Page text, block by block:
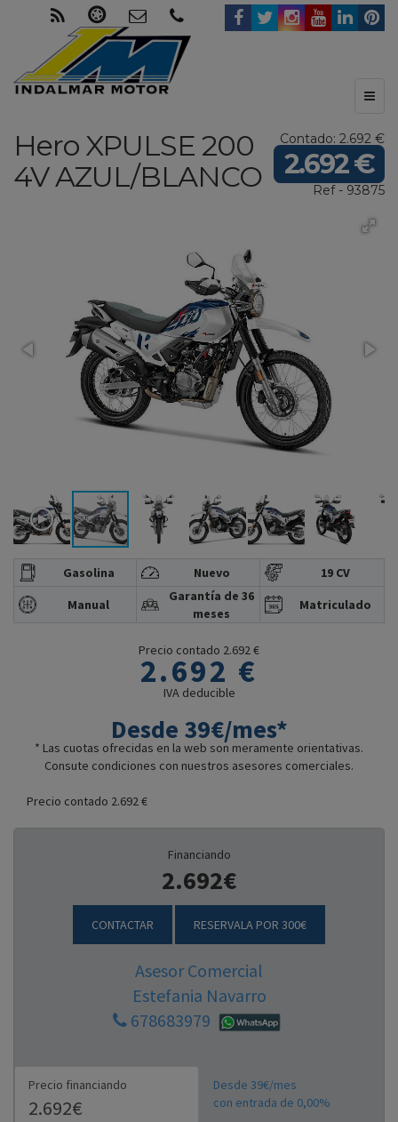
Contado: 2.692 €
2.692 €
Ref - 93875
Hero XPULSE 200
4VAZUL/BLANCO
Gasolina Nuevo
19 CV
Manual
Garantía de 36
meses
Matriculado
Precio contado 2.692 €
2.692 €
IVA deducible
Desde 39€/mes*
* Las cuotas ofrecidas en la web son meramente orientativas.
Consute condiciones con nuestros asesores comerciales.
Precio contado 2.692 €
Financiando
2.692€
CONTACTAR RESERVALA POR 300€
Asesor Comercial
Estefania Navarro
678683979
Precio financiando
2.692€
Desde 39€/mes
con entrada de 0,00%